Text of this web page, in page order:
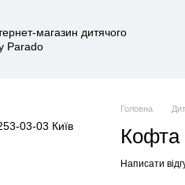
Головна
Кофта
Написати